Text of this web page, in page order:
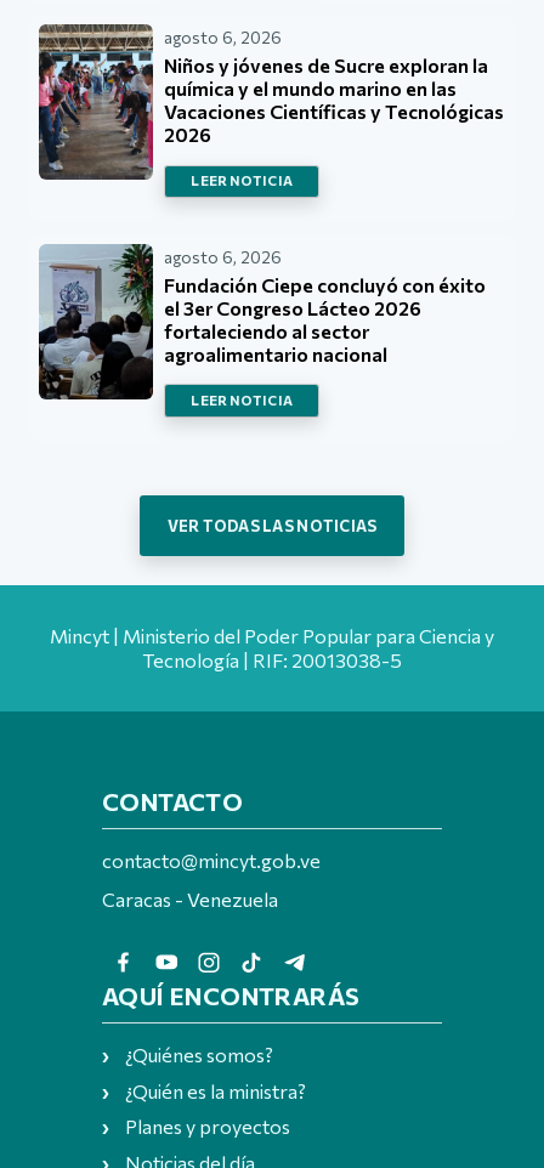
agosto 6, 2026
Niños y jóvenes de Sucre exploran la
química y el mundo marino en las
Vacaciones Científicas y Tecnológicas
2026
LEER NOTICIA
agosto 6, 2026
Fundación Ciepe concluyó con éxito
el 3er Congreso Lácteo 2026
fortaleciendo al sector
agroalimentario nacional
LEER NOTICIA
VER TODAS LAS NOTICIAS
Mincyt | Ministerio del Poder Popular para Ciencia y
Tecnología | RIF: 20013038-5
CONTACTO
contacto@mincyt.gob.ve
Caracas - Venezuela
AQUÍ ENCONTRARÁS
¿Quiénes somos?
¿Quién es la ministra?
Planes y proyectos
Noticias del día